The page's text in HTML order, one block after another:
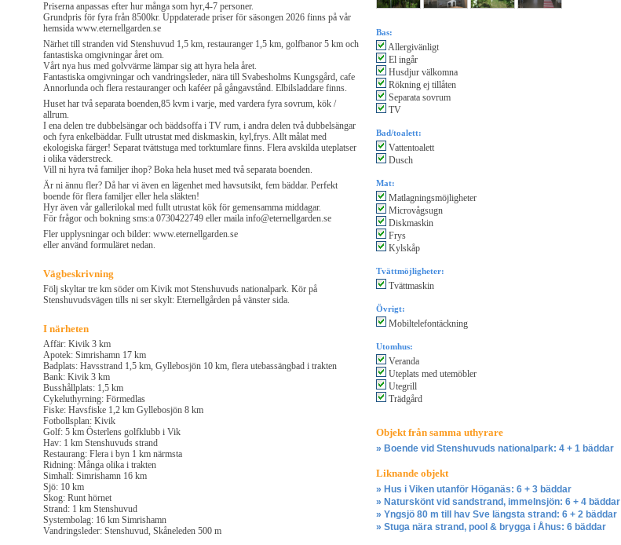
Priserna anpassas efter hur många som hyr,4-7 personer.
Grundpris för fyra från 8500kr. Uppdaterade priser för säsongen 2026 finns på vår
hemsida www.eternellgarden.se
Närhet till stranden vid Stenshuvud 1,5 km, restauranger 1,5 km, golfbanor 5 km och
fantastiska omgivningar året om.
Vårt nya hus med golvvärme lämpar sig att hyra hela året.
Fantastiska omgivningar och vandringsleder, nära till Svabesholms Kungsgård, cafe
Annorlunda och flera restauranger och kaféer på gångavstånd. Elbilsladdare finns.
Huset har två separata boenden,85 kvm i varje, med vardera fyra sovrum, kök /
allrum.
I ena delen tre dubbelsängar och bäddsoffa i TV rum, i andra delen två dubbelsängar
och fyra enkelbäddar. Fullt utrustat med diskmaskin, kyl,frys. Allt målat med
ekologiska färger! Separat tvättstuga med torktumlare finns. Flera avskilda uteplatser
i olika väderstreck.
Vill ni hyra två familjer ihop? Boka hela huset med två separata boenden.
Är ni ännu fler? Då har vi även en lägenhet med havsutsikt, fem bäddar. Perfekt
boende för flera familjer eller hela släkten!
Hyr även vår gallerilokal med fullt utrustat kök för gemensamma middagar.
För frågor och bokning sms:a 0730422749 eller maila info@eternellgarden.se
Fler upplysningar och bilder: www.eternellgarden.se
eller använd formuläret nedan.
Vägbeskrivning
Följ skyltar tre km söder om Kivik mot Stenshuvuds nationalpark. Kör på
Stenshuvudsvägen tills ni ser skylt: Eternellgården på vänster sida.
I närheten
Affär: Kivik 3 km
Apotek: Simrishamn 17 km
Badplats: Havsstrand 1,5 km, Gyllebosjön 10 km, flera utebassängbad i trakten
Bank: Kivik 3 km
Busshållplats: 1,5 km
Cykeluthyrning: Förmedlas
Fiske: Havsfiske 1,2 km Gyllebosjön 8 km
Fotbollsplan: Kivik
Golf: 5 km Österlens golfklubb i Vik
Hav: 1 km Stenshuvuds strand
Restaurang: Flera i byn 1 km närmsta
Ridning: Många olika i trakten
Simhall: Simrishamn 16 km
Sjö: 10 km
Skog: Runt hörnet
Strand: 1 km Stenshuvud
Systembolag: 16 km Simrishamn
Vandringsleder: Stenshuvud, Skåneleden 500 m
Bas:
Allergivänligt
El ingår
Husdjur välkomna
Rökning ej tillåten
Separata sovrum
TV
Bad/toalett:
Vattentoalett
Dusch
Mat:
Matlagningsmöjligheter
Microvågsugn
Diskmaskin
Frys
Kylskåp
Tvättmöjligheter:
Tvättmaskin
Övrigt:
Mobiltelefontäckning
Utomhus:
Veranda
Uteplats med utemöbler
Utegrill
Trädgård
Objekt från samma uthyrare
» Boende vid Stenshuvuds nationalpark: 4 + 1 bäddar
Liknande objekt
» Hus i Viken utanför Höganäs: 6 + 3 bäddar
» Naturskönt vid sandstrand, immelnsjön: 6 + 4 bäddar
» Yngsjö 80 m till hav Sve längsta strand: 6 + 2 bäddar
» Stuga nära strand, pool & brygga i Åhus: 6 bäddar